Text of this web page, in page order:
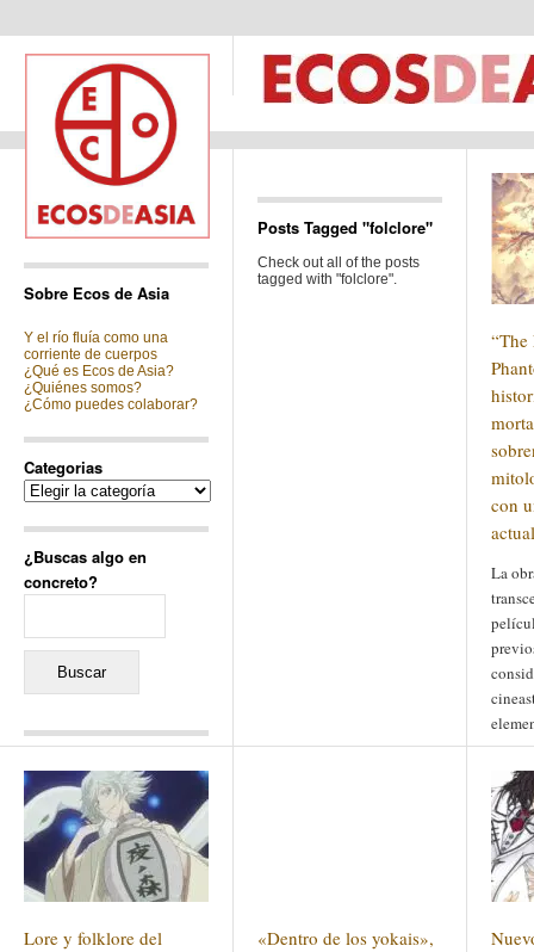
Sobre Ecos de Asia
Y el río fluía como una
corriente de cuerpos
¿Qué es Ecos de Asia?
¿Quiénes somos?
¿Cómo puedes colaborar?
Categorias
Categorias
¿Buscas algo en
concreto?
Jacquelineen «Recuerdos
de la Alhambra» y la
reinvención de un género
en«Recuerdos de la
Alhambra» y la reinvención
de un género
Oscar Darío Rivero Gálvez
Japón conquista Okinawa
Posts Tagged "folclore"
Check out all of the posts
tagged with "folclore".
“The
con
La
para
Lore y folklore del
«Dentro de los yokais»,